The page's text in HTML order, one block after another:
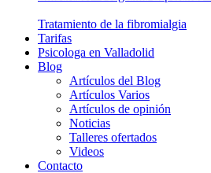
Tratamiento de la fibromialgia
Tarifas
Psicologa en Valladolid
Blog
Artículos del Blog
Artículos Varios
Artículos de opinión
Noticias
Talleres ofertados
Videos
Contacto